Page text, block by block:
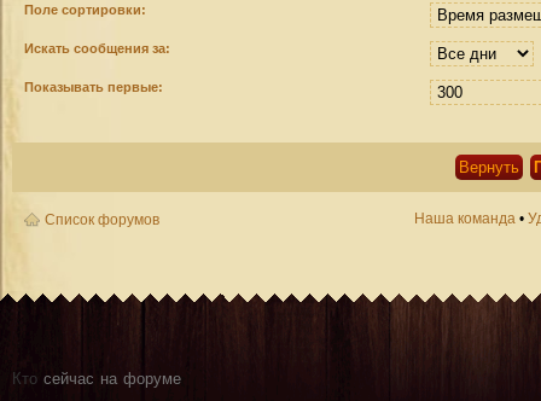
Поле сортировки:
Искать сообщения за:
Показывать первые:
Список форумов Наша команда •
Кто сейчас на форуме